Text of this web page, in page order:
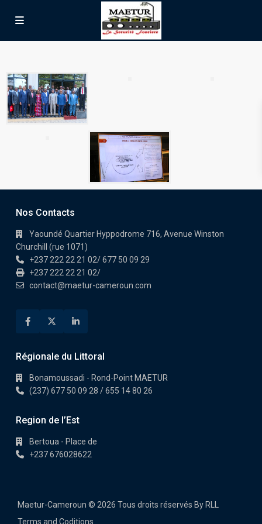
MAETUR
Nos Contacts
Yaoundé Quartier Hyppodrome 716, Avenue Winston
Churchill (rue 1071)
+237 222 22 21 02/ 677 50 09 29
+237 222 22 21 02/
contact@maetur-cameroun.com
Régionale du Littoral
Bonamoussadi - Rond-Point MAETUR
(237) 677 50 09 28 / 655 14 80 26
Region de l’Est
Bertoua - Place de
+237 676028622
Maetur-Cameroun © 2026 Tous droits réservés By RLL
Terms and Coditions